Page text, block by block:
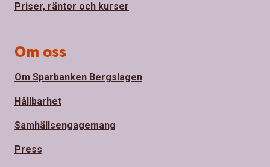
Priser, räntor och kurser
Om oss
Om Sparbanken Bergslagen
Hållbarhet
Samhällsengagemang
Press